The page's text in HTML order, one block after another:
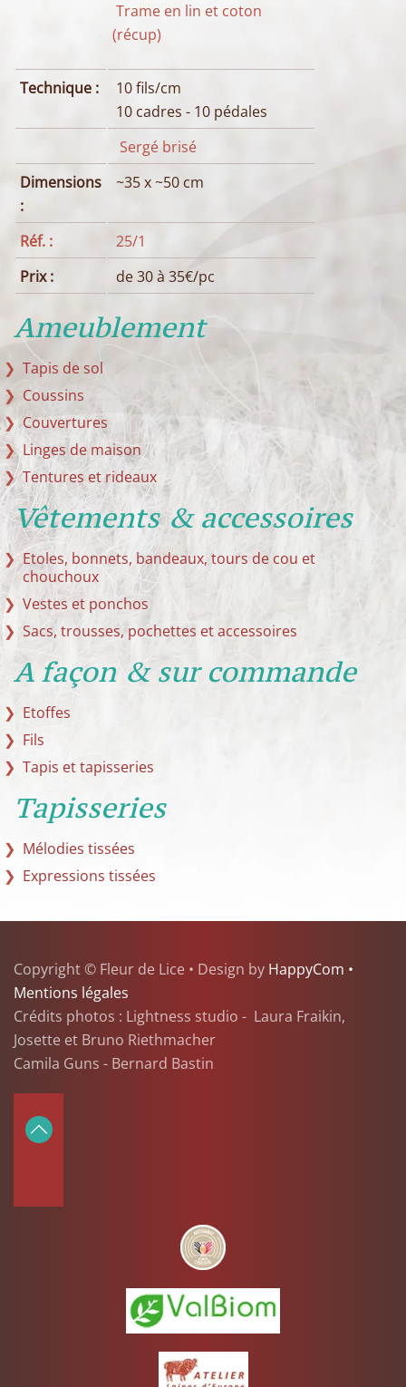
Trame en lin et coton
(récup)
Technique :
10 fils/cm
10 cadres - 10 pédales
Sergé brisé
Dimensions
:
~35 x ~50 cm
Réf. :
25/1
Prix :
de 30 à 35€/pc
Ameublement
Tapis de sol
Coussins
Couvertures
Linges de maison
Tentures et rideaux
Vêtements & accessoires
Etoles, bonnets, bandeaux, tours de cou et
chouchoux
Vestes et ponchos
Sacs, trousses, pochettes et accessoires
A façon & sur commande
Etoffes
Fils
Tapis et tapisseries
Tapisseries
Mélodies tissées
Expressions tissées
Copyright © Fleur de Lice • Design by HappyCom •
Mentions légales
Crédits photos : Lightness studio - Laura Fraikin,
Josette et Bruno Riethmacher
Camila Guns - Bernard Bastin